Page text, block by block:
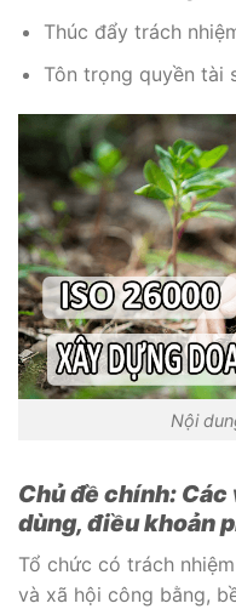
Thúc đẩy trách
Tôn trọng quyền tài
Nội
Chủ đề chính:
dùng, điều khoản
Tổ chức có trách
và xã hội công bằng,